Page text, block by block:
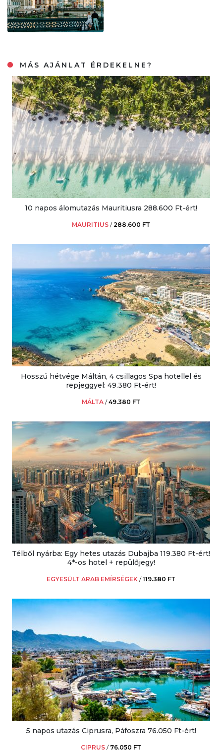
MÁS AJÁNLAT ÉRDEKELNE?
10 napos álomutazás Mauritiusra 288.600 Ft-ért!
MAURITIUS /288.600 FT
Hosszú hétvége Máltán, 4 csillagos Spa hotellel és
repjeggyel: 49.380 Ft-ért!
MÁLTA /49.380 FT
Télből nyárba: Egy hetes utazás Dubajba 119.380 Ft-ért!
4*-os hotel + repülőjegy!
EGYESÜLT ARAB EMÍRSÉGEK /119.380 FT
5 napos utazás Ciprusra, Páfoszra 76.050 Ft-ért!
CIPRUS / 76.050 FT